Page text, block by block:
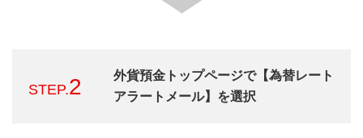
STEP.2
外貨預金トップページで【為替レート
アラートメール】を選択